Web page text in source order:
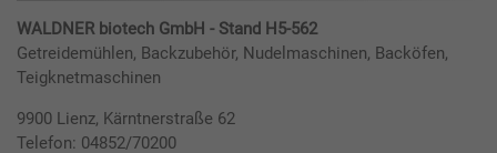
WALDNER biotech GmbH - Stand H5-562
Getreidemühlen, Backzubehör, Nudelmaschinen, Backöfen,
Teigknetmaschinen
9900 Lienz, Kärntnerstraße 62
Telefon: 04852/70200